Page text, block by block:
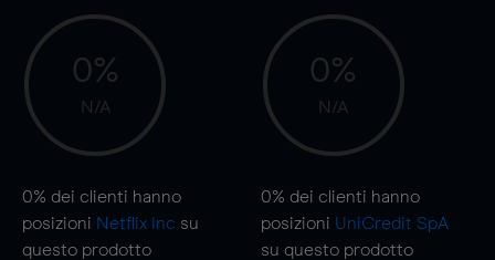
0%
N/A
0% dei clienti hanno
posizioni Netflix Inc su
questo prodotto
0%
N/A
0% dei clienti hanno
posizioni UniCredit SpA
su questo prodotto